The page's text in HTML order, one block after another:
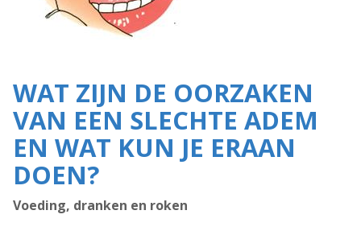
WAT ZIJN DE OORZAKEN
VAN EEN SLECHTE ADEM
EN WAT KUN JE ERAAN
DOEN?
Voeding, dranken en roken